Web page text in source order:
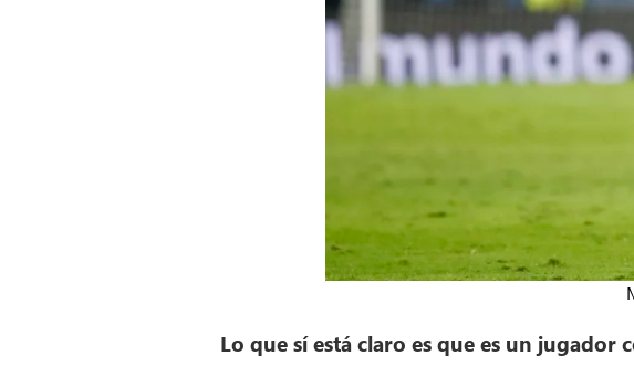
Lo que sí está claro es que es un jugador